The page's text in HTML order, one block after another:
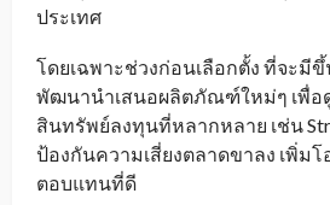
ประเทศ
โดยเฉพาะช่วงก่อนเลือกตั้ง ที่จะมีขึ้
พัฒนานำเสนอผลิตภัณฑ์ใหม่ๆ เพื่อ
สินทรัพย์ลงทุนที่หลากหลาย เช่น
ป้องกันความเสี่ยงตลาดขาลง เพิ่ม
ตอบแทนที่ดี